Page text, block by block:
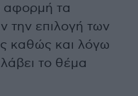
αφορμή τα
την επιλογή των
καθώς και λόγω
το θέμα